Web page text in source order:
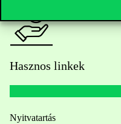
Hasznos linkek
Nyitvatartás